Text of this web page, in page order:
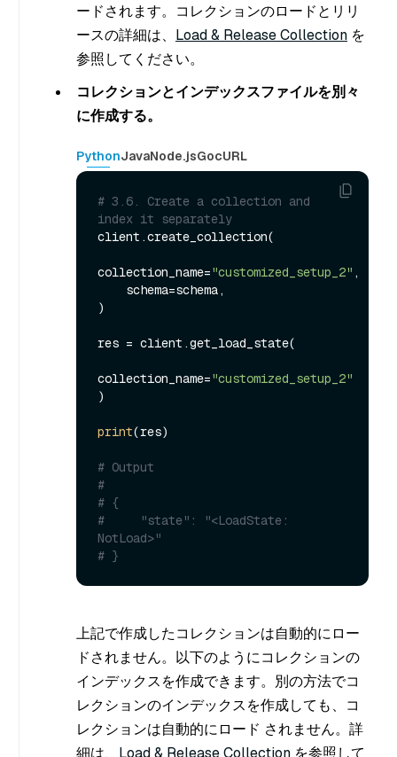
ードされます。コレクションのロードとリリ
ースの詳細は、 Load & Release Collection を
参照してください。
コレクションとインデックスファイルを別々
に作成する。
PythonJavaNode.jsGocURL
# 3.6. Create a collection and
index it separately
client.create_collection(
collection_name="customized_setup_2" ,
)
res = client.get_load_state(
collection_name="customized_setup_2"
)
print(res)
# Output
#
# {
#     "state": "<LoadState:
NotLoad>"
# }
上記で作成したコレクションは自動的にロー
ドされません。以下のようにコレクションの
インデックスを作成できます。別の方法でコ
レクションのインデックスを作成しても、コ
レクションは自動的にロード されません。詳
細は、 Load & Release Collection を参照して